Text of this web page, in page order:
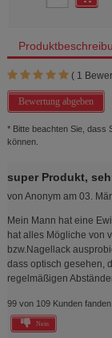
( 1
Bewertung abgeben
* Bitte beachten Sie, dass
können.
super Produkt,
von Anonym am 03.
Mein Mann hat eine
hat alles Mögliche von
bzw.Nagellack
dass optisch gesehen,
regelmäßigen
99 von 109 Kunden
Nein